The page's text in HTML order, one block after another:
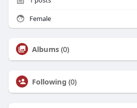
Female
Albums (0)
Following (0)